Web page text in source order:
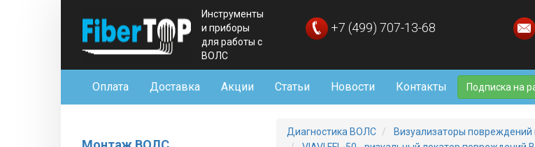
Инструменты
и приборы
для работы с
ВОЛС
+7 (499) 707-13-68
Оплата Доставка Акции Статьи Новости Контакты Подписка на
Диагностика ВОЛС
Визуализаторы повреждений